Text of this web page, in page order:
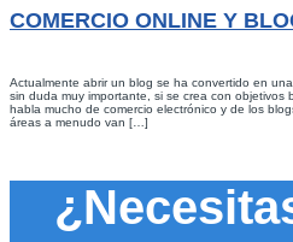
COMERCIO ONLINE Y
Actualmente abrir un blog se ha convertido en
sin duda muy importante, si se crea con objetivos
habla mucho de comercio electrónico y de los
áreas a menudo van […]